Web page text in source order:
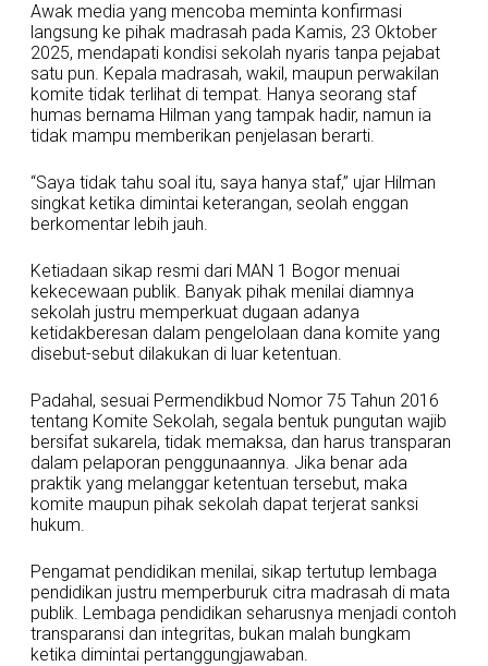
Awak media yang mencoba meminta konfirmasi
langsung ke pihak madrasah pada Kamis, 23 Oktober
2025, mendapati kondisi sekolah nyaris tanpa pejabat
satu pun. Kepala madrasah, wakil, maupun perwakilan
komite tidak terlihat di tempat. Hanya seorang staf
humas bernama Hilman yang tampak hadir, namun ia
tidak mampu memberikan penjelasan berarti.
“Saya tidak tahu soal itu, saya hanya staf,” ujar Hilman
singkat ketika dimintai keterangan, seolah enggan
berkomentar lebih jauh.
Ketiadaan sikap resmi dari MAN 1 Bogor menuai
kekecewaan publik. Banyak pihak menilai diamnya
sekolah justru memperkuat dugaan adanya
ketidakberesan dalam pengelolaan dana komite yang
disebut-sebut dilakukan di luar ketentuan.
Padahal, sesuai Permendikbud Nomor 75 Tahun 2016
tentang Komite Sekolah, segala bentuk pungutan wajib
bersifat sukarela, tidak memaksa, dan harus transparan
dalam pelaporan penggunaannya. Jika benar ada
praktik yang melanggar ketentuan tersebut, maka
komite maupun pihak sekolah dapat terjerat sanksi
hukum.
Pengamat pendidikan menilai, sikap tertutup lembaga
pendidikan justru memperburuk citra madrasah di mata
publik. Lembaga pendidikan seharusnya menjadi contoh
transparansi dan integritas, bukan malah bungkam
ketika dimintai pertanggungjawaban.